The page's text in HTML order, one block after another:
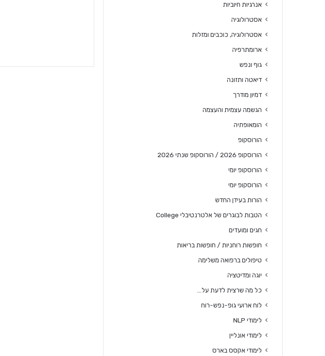
אנרגיות חיוביות
אסטרולוגיה
אסטרולוגיה, כוכבים ומזלות
ארומתרפיה
גוף ונפש
דיאטה ותזונה
דמיון מודרך
הגשמה עצמית והעצמה
הומאופתיה
הורוסקופ
הורוסקופ 2026 / הורוסקופ שנתי 2026
הורוסקופ יומי
הורוסקופ יומי
הורות בעידן החדש
הטבות לבוגרים של אלטרנטיבלי College
חגים ומועדים
חופשות רוחניות / חופשות בריאות
טיפולים ברפואה משלימה
יוגה ומדיטציה
כל מה שרצית לדעת על…
לוח ארועי גופ-נפש-רוח
לימודי NLP
לימודי אונליין
לימודי אקסס בארס